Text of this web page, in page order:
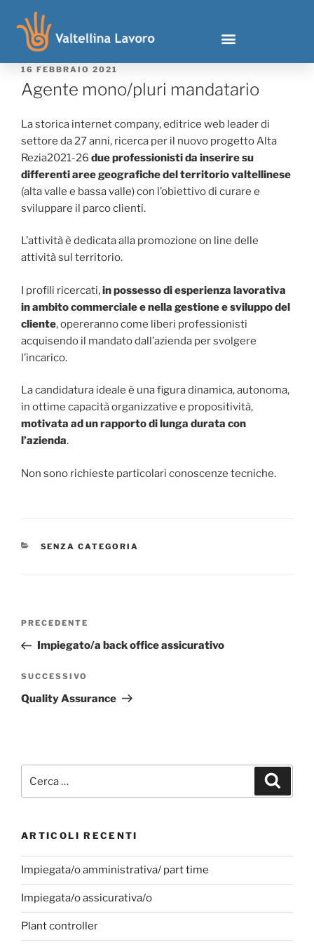
16 FEBBRAIO 2021
Agente mono/pluri mandatario
La storica internet company, editrice web leader di
settore da 27 anni, ricerca per il nuovo progetto Alta
Rezia2021-26 due professionisti da inserire su
differenti aree geografiche del territorio valtellinese
(alta valle e bassa valle) con l’obiettivo di curare e
sviluppare il parco clienti.
L’attività è dedicata alla promozione on line delle
attività sul territorio.
I profili ricercati,in possesso di esperienza lavorativa
in ambito commerciale e nella gestione e sviluppo del
cliente, opereranno come liberi professionisti
acquisendo il mandato dall’azienda per svolgere
l’incarico.
La candidatura ideale è una figura dinamica, autonoma,
in ottime capacità organizzative e propositività,
motivata ad un rapporto di lunga durata con
l’azienda.
Non sono richieste particolari conoscenze tecniche.
SENZA CATEGORIA
PRECEDENTE
Impiegato/a back office assicurativo
SUCCESSIVO
Quality Assurance
ARTICOLI RECENTI
Impiegata/o amministrativa/ part time
Impiegata/o assicurativa/o
Plant controller